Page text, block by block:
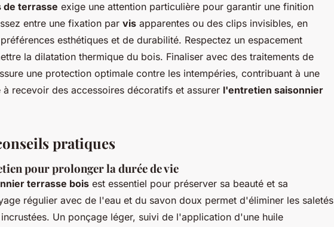
de terrasse exige une attention particulière pour garantir une finition
entre une fixation par vis apparentes ou des clips invisibles, en
esthétiques et de durabilité. Respectez un espacement
la dilatation thermique du bois. Finaliser avec des traitements de
une protection optimale contre les intempéries, contribuant à une
à recevoir des accessoires décoratifs et assurer l'entretien saisonnier
pratiques
pour prolonger la durée de vie
terrasse bois est essentiel pour préserver sa beauté et sa
régulier avec de l'eau et du savon doux permet d'éliminer les saletés
Un ponçage léger, suivi de l'application d'une huile